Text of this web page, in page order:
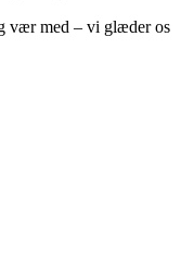
vær med – vi glæder os